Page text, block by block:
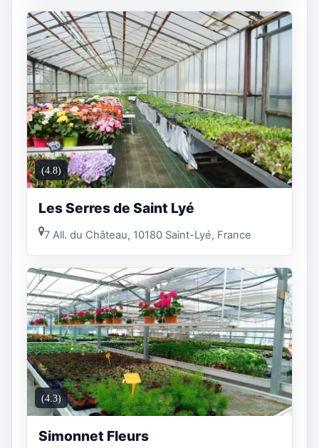
(4.8)
Les Serres de Saint Lyé
7 All. du Château, 10180 Saint-Lyé, France
(4.3)
Simonnet Fleurs